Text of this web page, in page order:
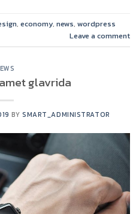
, economy, news, wordpress
Leave a comment
glavrida
BYSMART_ADMINISTRATOR